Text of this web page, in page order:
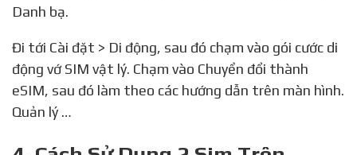
Danh bạ.
Đi tới Cài đặt > Di động, sau đó chạm vào gói cước di
động vớ SIM vật lý. Chạm vào Chuyển đổi thành
eSIM, sau đó làm theo các hướng dẫn trên màn hình.
Quản lý …